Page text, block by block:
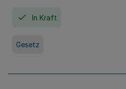
In Kraft
Gesetz